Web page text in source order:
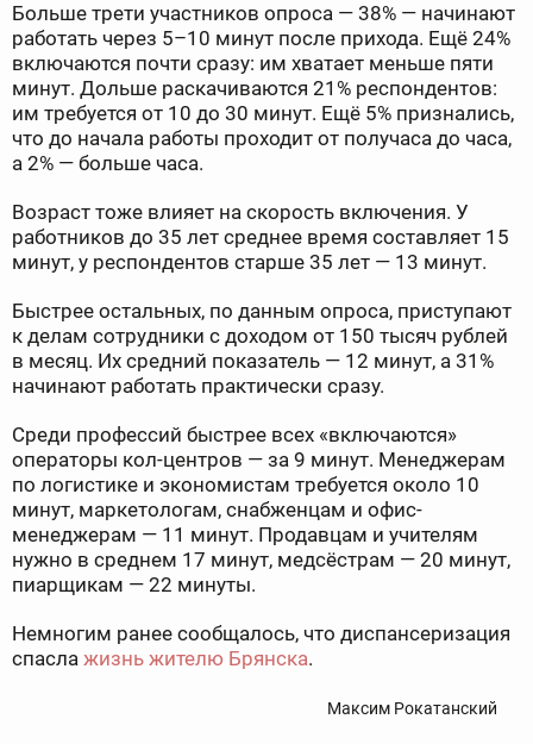
Больше трети участников опроса — 38% — начинают
работать через 5–10 минут после прихода. Ещё 24%
включаются почти сразу: им хватает меньше пяти
минут. Дольше раскачиваются 21% респондентов:
им требуется от 10 до 30 минут. Ещё 5% признались,
что до начала работы проходит от получаса до часа,
а 2% — больше часа.
Возраст тоже влияет на скорость включения. У
работников до 35 лет среднее время составляет 15
минут, у респондентов старше 35 лет — 13 минут.
Быстрее остальных, по данным опроса, приступают
к делам сотрудники с доходом от 150 тысяч рублей
в месяц. Их средний показатель — 12 минут, а 31%
начинают работать практически сразу.
Среди профессий быстрее всех «включаются»
операторы кол-центров — за 9 минут. Менеджерам
по логистике и экономистам требуется около 10
минут, маркетологам, снабженцам и офис-
менеджерам — 11 минут. Продавцам и учителям
нужно в среднем 17 минут, медсёстрам — 20 минут,
пиарщикам — 22 минуты.
Немногим ранее сообщалось, что диспансеризация
спасла жизнь жителю Брянска.
Максим Рокатанский